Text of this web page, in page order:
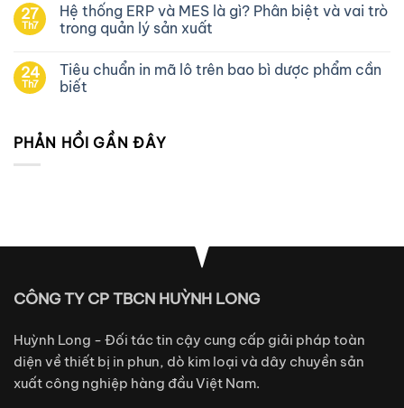
27
Th7
Hệ thống ERP và MES là gì? Phân biệt và vai trò
trong quản lý sản xuất
24
Th7
Tiêu chuẩn in mã lô trên bao bì dược phẩm cần
biết
PHẢN HỒI GẦN ĐÂY
CÔNG TY CP TBCN HUỲNH LONG
Huỳnh Long - Đối tác tin cậy cung cấp giải pháp toàn
diện về thiết bị in phun, dò kim loại và dây chuyền sản
xuất công nghiệp hàng đầu Việt Nam.